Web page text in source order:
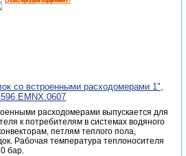
со встроенными расходомерами 1",
расходомерами выпускается для
к потребителям в системах водяного
петлям теплого пола,
Рабочая температура теплоносителя
бар.